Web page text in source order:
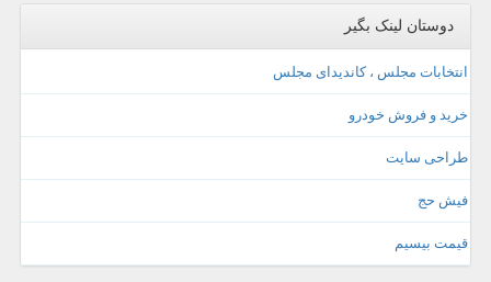
دوستان لینک بگیر
انتخابات مجلس ، کاندیدای مجلس
خرید و فروش خودرو
طراحی سایت
فیش حج
قیمت بیسیم